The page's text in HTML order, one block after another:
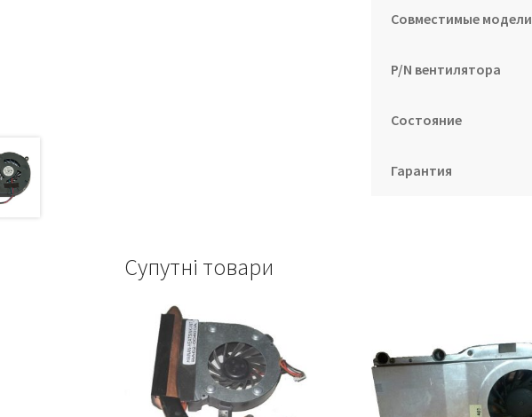
Совместимые модели
P/N вентилятора
Состояние
Гарантия
Супутні товари